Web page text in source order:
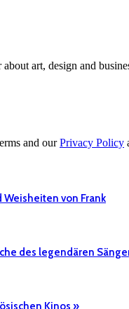
art, design and
and ourPrivacy Policy
Weisheiten von Frank
des legendären
Kinos »